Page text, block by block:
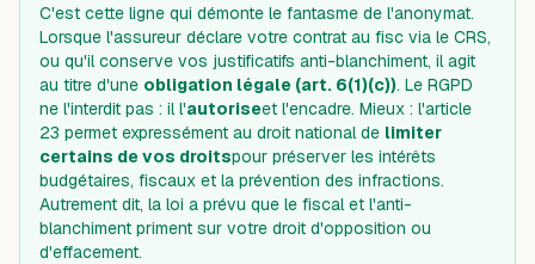
C'est cette ligne qui démonte le fantasme de l'anonymat.
Lorsque l'assureur déclare votre contrat au fisc via le CRS,
ou qu'il conserve vos justificatifs anti-blanchiment, il agit
au titre d'une obligation légale (art. 6(1)(c)). Le RGPD
ne l'interdit pas : il l'autoriseet l'encadre. Mieux : l'article
23 permet expressément au droit national de limiter
certains de vos droitspour préserver les intérêts
budgétaires, fiscaux et la prévention des infractions.
Autrement dit, la loi a prévu que le fiscal et l'anti-
blanchiment priment sur votre droit d'opposition ou
d'effacement.